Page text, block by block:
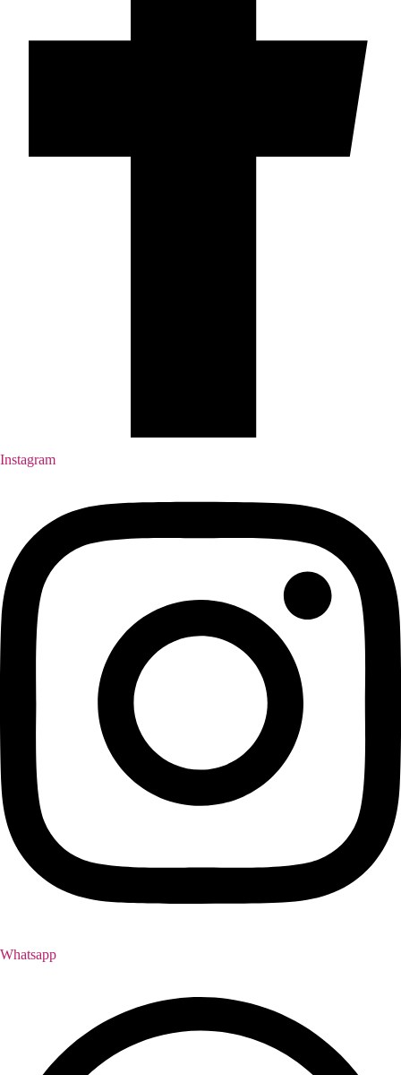
Instagram
Whatsapp